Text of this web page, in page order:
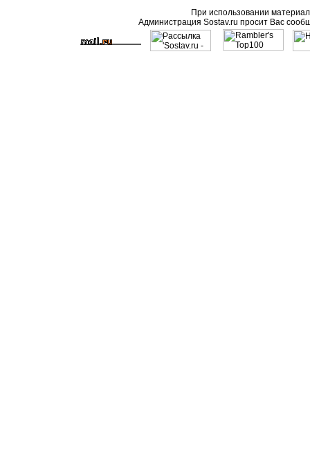
При использовании
Администрация Sostav.ru просит Вас